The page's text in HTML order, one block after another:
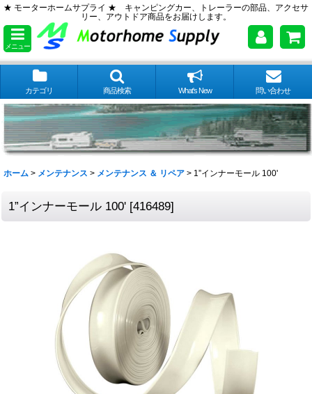
★ モーターホームサプライ ★ キャンピングカー、トレーラーの部品、アクセサ
リー、アウトドア商品をお届けします。
メニュー
カテゴリ 商品検索 What's New 問い合わせ
ホーム > メンテナンス > メンテナンス ＆ リペア > 1”インナーモール 100'
1”インナーモール 100' [416489]